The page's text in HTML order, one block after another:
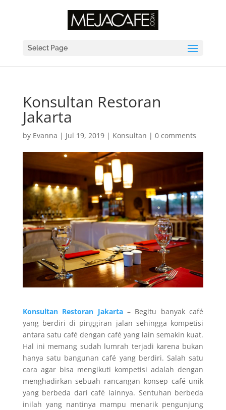
Select Page
Konsultan Restoran
Jakarta
by Evanna | Jul 19, 2019| Konsultan | 0 comments
Konsultan Restoran Jakarta– Begitu banyak café
yang berdiri di pinggiran jalan sehingga kompetisi
antara satu café dengan café yang lain semakin kuat.
Hal ini memang sudah lumrah terjadi karena bukan
hanya satu bangunan café yang berdiri. Salah satu
cara agar bisa mengikuti kompetisi adalah dengan
menghadirkan sebuah rancangan konsep café unik
yang berbeda dari café lainnya. Sentuhan berbeda
inilah yang nantinya mampu menarik pengunjung